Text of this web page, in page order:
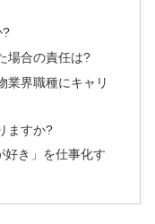
?
場合の責任は?
業界職種にキャリ
ますか?
好き」を仕事化す